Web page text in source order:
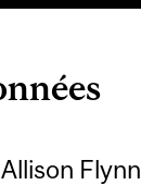
Allison Flynn